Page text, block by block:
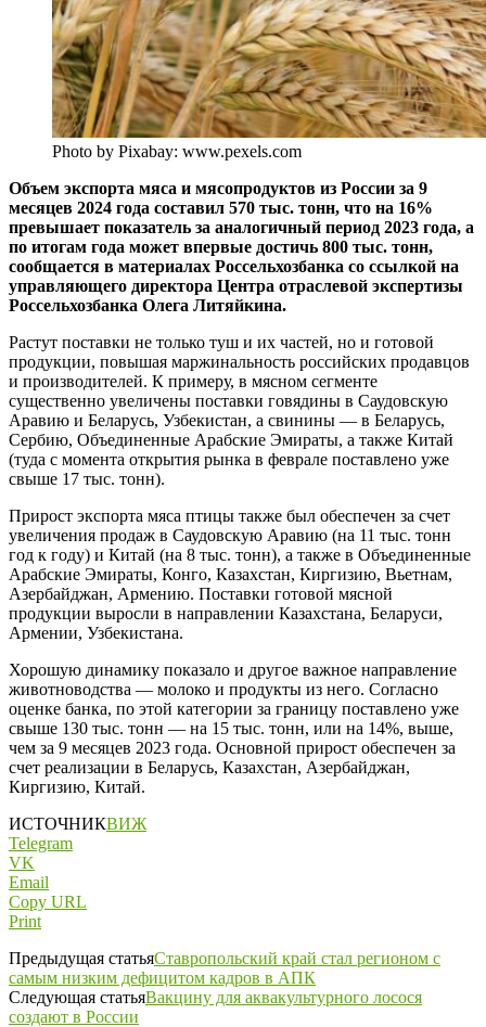
Photo by Pixabay: www.pexels.com
Объем экспорта мяса и мясопродуктов из России за 9
месяцев 2024 года составил 570 тыс. тонн, что на 16%
превышает показатель за аналогичный период 2023 года, а
по итогам года может впервые достичь 800 тыс. тонн,
сообщается в материалах Россельхозбанка со ссылкой на
управляющего директора Центра отраслевой экспертизы
Россельхозбанка Олега Литяйкина.
Растут поставки не только туш и их частей, но и готовой
продукции, повышая маржинальность российских продавцов
и производителей. К примеру, в мясном сегменте
существенно увеличены поставки говядины в Саудовскую
Аравию и Беларусь, Узбекистан, а свинины — в Беларусь,
Сербию, Объединенные Арабские Эмираты, а также Китай
(туда c момента открытия рынка в феврале поставлено уже
свыше 17 тыс. тонн).
Прирост экспорта мяса птицы также был обеспечен за счет
увеличения продаж в Саудовскую Аравию (на 11 тыс. тонн
год к году) и Китай (на 8 тыс. тонн), а также в Объединенные
Арабские Эмираты, Конго, Казахстан, Киргизию, Вьетнам,
Азербайджан, Армению. Поставки готовой мясной
продукции выросли в направлении Казахстана, Беларуси,
Армении, Узбекистана.
Хорошую динамику показало и другое важное направление
животноводства — молоко и продукты из него. Согласно
оценке банка, по этой категории за границу поставлено уже
свыше 130 тыс. тонн — на 15 тыс. тонн, или на 14%, выше,
чем за 9 месяцев 2023 года. Основной прирост обеспечен за
счет реализации в Беларусь, Казахстан, Азербайджан,
Киргизию, Китай.
ИСТОЧНИКВИЖ
Telegram
VK
Email
Copy URL
Print
Предыдущая статьяСтавропольский край стал регионом с
самым низким дефицитом кадров в АПК
Следующая статьяВакцину для аквакультурного лосося
создают в России